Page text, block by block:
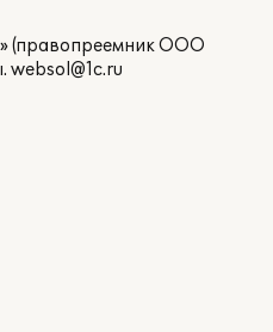
(правопреемник ООО
websol@1c.ru